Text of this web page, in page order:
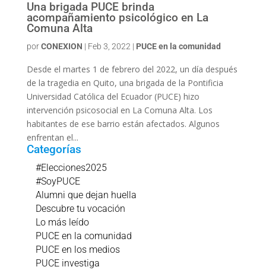
Una brigada PUCE brinda
acompañamiento psicológico en La
Comuna Alta
porCONEXION | Feb 3, 2022 | PUCE en la comunidad
Desde el martes 1 de febrero del 2022, un día después
de la tragedia en Quito, una brigada de la Pontificia
Universidad Católica del Ecuador (PUCE) hizo
intervención psicosocial en La Comuna Alta. Los
habitantes de ese barrio están afectados. Algunos
enfrentan el...
Categorías
#Elecciones2025
#SoyPUCE
Alumni que dejan huella
Descubre tu vocación
Lo más leído
PUCE en la comunidad
PUCE en los medios
PUCE investiga